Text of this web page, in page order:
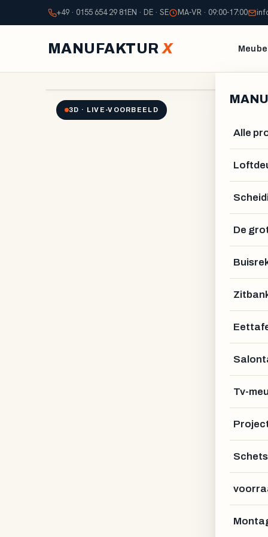
+49 · 0155 654 29 81EN · DE · SE MA-VR · 09:00-17:00
MANUFAKTURX
Alle
De
Tv-
3D · LIVE-VOORBEELD
OP MAAT GEMAAKT